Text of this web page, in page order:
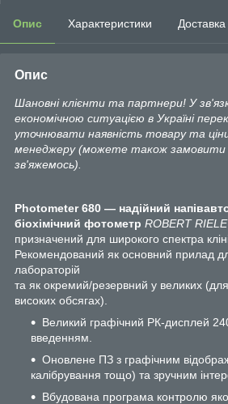
Опис Характеристики Доставка
Опис
Шановні клієнти та партнери! У
економічною ситуацією в Україні
уточнювати наявність товару та
менеджеру (можете також замовити
зв'яжемось).
Photometer 680 — надійний
біохімічний фотометр ROBERT
призначений для широкого спектра
Рекомендований як основний прилад
лабораторій
та як окремий/резервний у великих
високих обсягах).
Великий графічний РК-дисплей
введенням.
Оновлене ПЗ з графічним
калібрування тощо) та зручним
Вбудована програма контролю